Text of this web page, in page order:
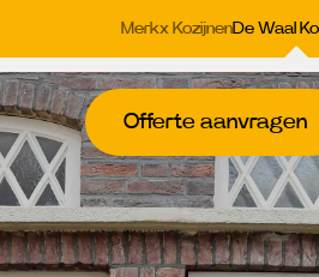
Merkx KozijnenDe Waal
Offerte aanvragen